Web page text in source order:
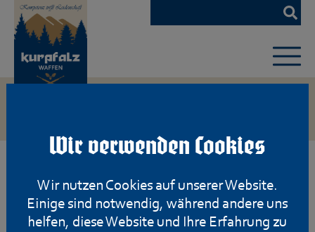
Wir verwenden Cookies
Wir nutzen Cookies auf unserer Website.
Einige sind notwendig, während andere uns
helfen, diese Website und Ihre Erfahrung zu
Zum
Hauptinhalt
springen